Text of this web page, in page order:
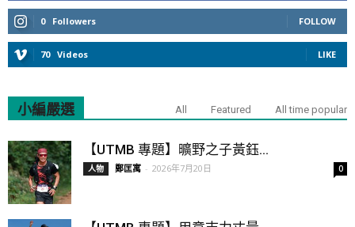
0 Followers FOLLOW
70 Videos LIKE
小編嚴選 All Featured All time popular
【UTMB 專題】曠野之子黃鈺...
人物 鄭匡寓 - 2026年7月20日 0